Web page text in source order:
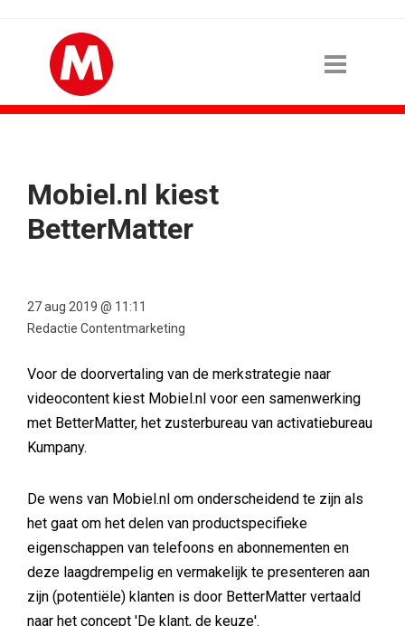
Mobiel.nl kiest
BetterMatter
27 aug 2019 @ 11:11
Redactie Contentmarketing
Voor de doorvertaling van de merkstrategie naar
videocontent kiest Mobiel.nl voor een samenwerking
met BetterMatter, het zusterbureau van activatiebureau
Kumpany.
De wens van Mobiel.nl om onderscheidend te zijn als
het gaat om het delen van productspecifieke
eigenschappen van telefoons en abonnementen en
deze laagdrempelig en vermakelijk te presenteren aan
zijn (potentiële) klanten is door BetterMatter vertaald
naar het concept 'De klant, de keuze'.